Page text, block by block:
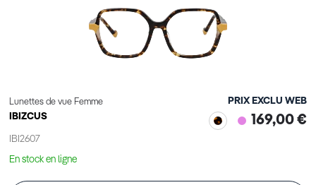
Lunettes de vue Femme
IBIZCUS
IBI2607
PRIX EXCLU WEB
169,00 €
En stock en ligne